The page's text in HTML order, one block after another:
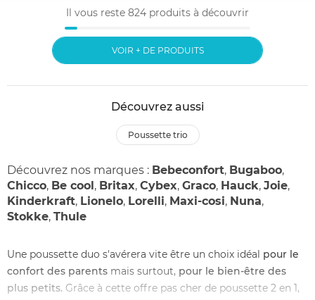
Il vous reste 824 produits à découvrir
VOIR + DE PRODUITS
Découvrez aussi
poussette trio
Découvrez nos marques : Bebeconfort, Bugaboo,
Chicco, Be cool, Britax, Cybex, Graco, Hauck, Joie,
Kinderkraft, Lionelo, Lorelli, Maxi-cosi, Nuna,
Stokke, Thule
Une poussette duo s'avérera vite être un choix idéal pour le
confort des parents mais surtout, pour le bien-être des
plus petits. Grâce à cette offre pas cher de poussette 2 en 1,